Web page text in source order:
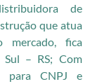
de
que atua
fica
Sul – RS; Com
para CNPJ e